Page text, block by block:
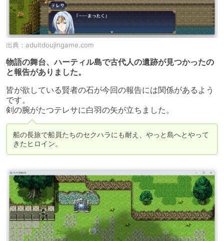
出典： adultdoujingame.com
物語の舞台、ハーティル島で古代人の遺跡が見つかったの
と報告がありました。
皆が欲している賢者の石が今回の報告には関係があるよう
です。
剣の腕がたつテレサに白羽の矢が立ちました。
船の長旅で船員たちのセクハラにも耐え、やっと島へとやって
きたヒロイン。